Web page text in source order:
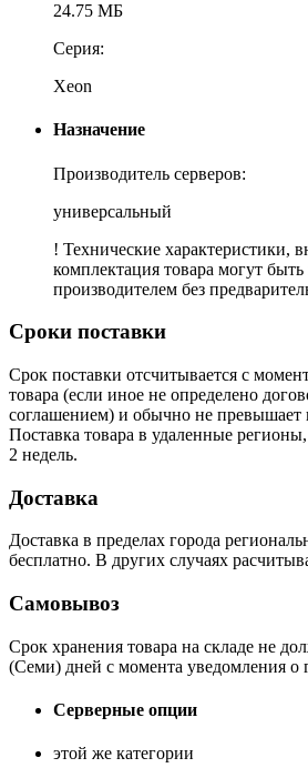
24.75 МБ
Серия:
Xeon
Назначение
Производитель серверов:
универсальный
! Технические характеристики,
комплектация товара могут
производителем без
Сроки поставки
Срок поставки отсчитывается с
товара (если иное не определено
соглашением) и обычно не превышает
Поставка товара в удаленные
2 недель.
Доставка
Доставка в пределах города
бесплатно. В других случаях
Самовывоз
Срок хранения товара на складе не
(Семи) дней с момента уведомления о
Серверные опции
этой же категории